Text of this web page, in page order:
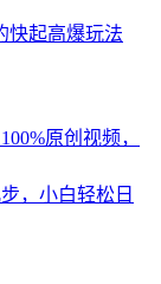
快起高爆玩法
原创视频，
，小白轻松日